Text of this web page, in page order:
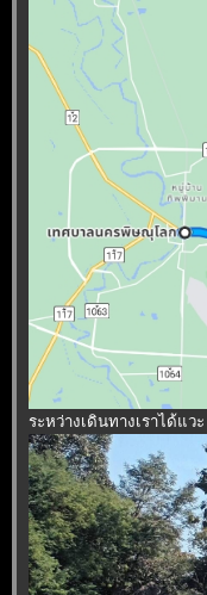
ระหว่างเดินทางเราได้แ